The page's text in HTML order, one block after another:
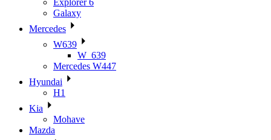
Explorer 6
Galaxy
Mercedes
W639
W_639
Mercedes W447
Hyundai
H1
Kia
Mohave
Mazda